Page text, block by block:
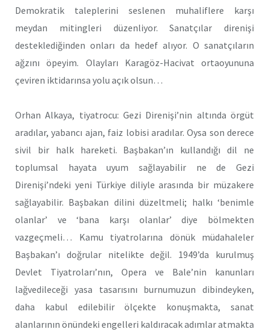
Demokratik taleplerini seslenen muhaliflere karşı
meydan mitingleri düzenliyor. Sanatçılar direnişi
desteklediğinden onları da hedef alıyor. O sanatçıların
ağzını öpeyim. Olayları Karagöz-Hacivat ortaoyununa
çeviren iktidarınsa yolu açık olsun…
Orhan Alkaya, tiyatrocu: Gezi Direnişi’nin altında örgüt
aradılar, yabancı ajan, faiz lobisi aradılar. Oysa son derece
sivil bir halk hareketi. Başbakan’ın kullandığı dil ne
toplumsal hayata uyum sağlayabilir ne de Gezi
Direnişi’ndeki yeni Türkiye diliyle arasında bir müzakere
sağlayabilir. Başbakan dilini düzeltmeli; halkı ‘benimle
olanlar’ ve ‘bana karşı olanlar’ diye bölmekten
vazgeçmeli… Kamu tiyatrolarına dönük müdahaleler
Başbakan’ı doğrular nitelikte değil. 1949’da kurulmuş
Devlet Tiyatroları’nın, Opera ve Bale’nin kanunları
lağvedileceği yasa tasarısını burnumuzun dibindeyken,
daha kabul edilebilir ölçekte konuşmakta, sanat
alanlarının önündeki engelleri kaldıracak adımlar atmakta